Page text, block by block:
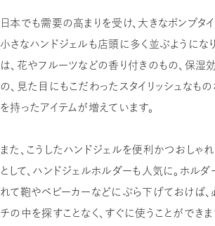
日本でも需要の高まりを受け、大きなポンプタ
小さなハンドジェルも店頭に多く並ぶようにな
は、花やフルーツなどの香り付きのもの、保湿
の、見た目にもこだわったスタイリッシュなもの
を持ったアイテムが増えています。
また、こうしたハンドジェルを便利かつおしゃ
として、ハンドジェルホルダーも人気に。ホル
れて鞄やベビーカーなどにぶら下げておけば
チの中を探すことなく、すぐに使うことができ